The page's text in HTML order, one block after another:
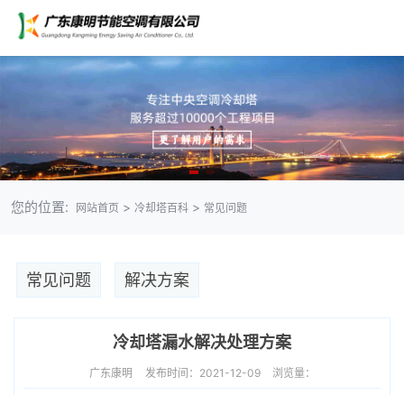
您的位置: 网站首页 > 冷却塔百科> 常见问题
常见问题 解决方案
冷却塔漏水解决处理方案
广东康明 发布时间：2021-12-09 浏览量：